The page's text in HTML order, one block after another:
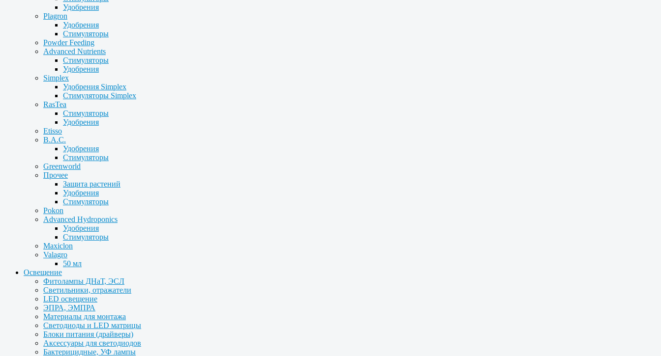
Удобрения
Plagron
Удобрения
Стимуляторы
Powder Feeding
Advanced Nutrients
Стимуляторы
Удобрения
Simplex
Удобрения Simplex
Стимуляторы Simplex
RasTea
Стимуляторы
Удобрения
Etisso
B.A.C.
Удобрения
Стимуляторы
Greenworld
Прочее
Защита растений
Удобрения
Стимуляторы
Pokon
Advanced Hydroponics
Удобрения
Стимуляторы
Maxiclon
Valagro
50 мл
Освещение
Фитолампы ДНаТ, ЭСЛ
Светильники, отражатели
LED освещение
ЭПРА, ЭМПРА
Материалы для монтажа
Светодиоды и LED матрицы
Блоки питания (драйверы)
Аксессуары для светодиодов
Бактерицидные, УФ лампы